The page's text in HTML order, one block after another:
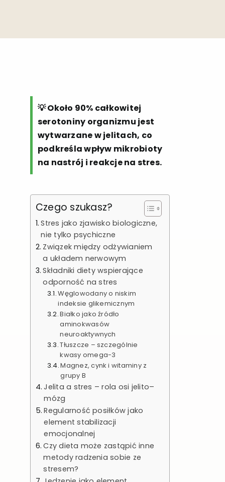
💡 Około 90% całkowitej
serotoniny organizmu jest
wytwarzane w jelitach, co
podkreśla wpływ mikrobioty
na nastrój i reakcje na stres.
Czego szukasz?
Stres jako zjawisko biologiczne,
nie tylko psychiczne
Związek między odżywianiem
a układem nerwowym
Składniki diety wspierające
odporność na stres
Węglowodany o niskim
indeksie glikemicznym
Białko jako źródło
aminokwasów
neuroaktywnych
Tłuszcze – szczególnie
kwasy omega-3
Magnez, cynk i witaminy z
grupy B
Jelita a stres – rola osi jelito–
mózg
Regularność posiłków jako
element stabilizacji
emocjonalnej
Czy dieta może zastąpić inne
metody radzenia sobie ze
stresem?